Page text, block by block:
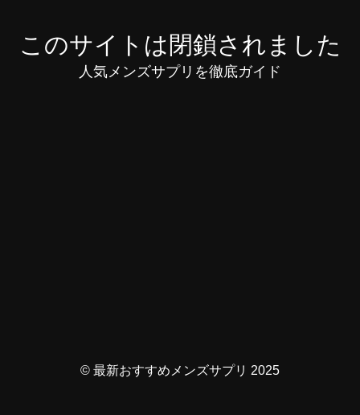
このサイトは閉鎖されました
人気メンズサプリを徹底ガイド
© 最新おすすめメンズサプリ 2025